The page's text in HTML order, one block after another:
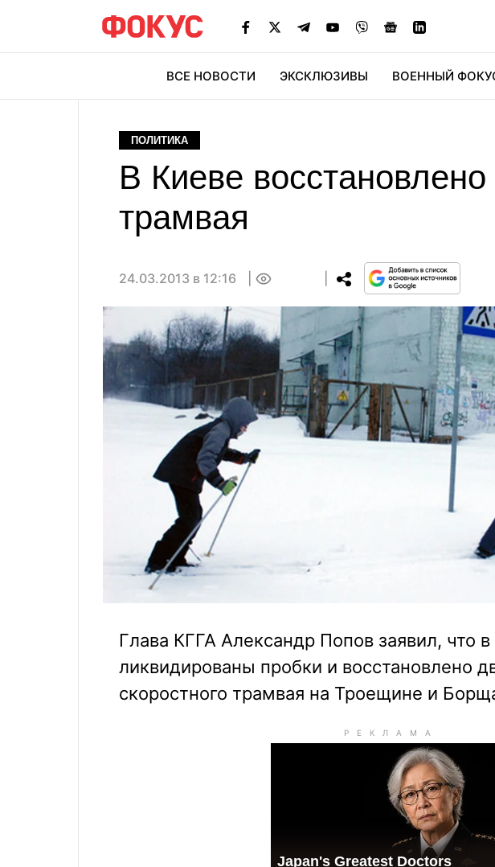
ВСЕ НОВОСТИ ЭКСКЛЮЗИВЫ ВОЕННЫЙ
ПОЛИТИКА
В Киеве
трамвая
24.03.2013 в 12:16
Глава КГГА Александр Попов заявил, что
ликвидированы пробки и восстановлено
скоростного трамвая на Троещине и